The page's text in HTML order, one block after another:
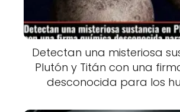
Detectan una misteriosa
Plutón y Titán con una
desconocida para los